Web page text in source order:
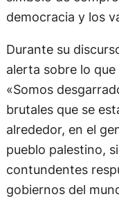
democracia y los
Durante su
alerta sobre lo
«Somos
brutales que se
alrededor, en el
pueblo palestino,
contundentes
gobiernos del